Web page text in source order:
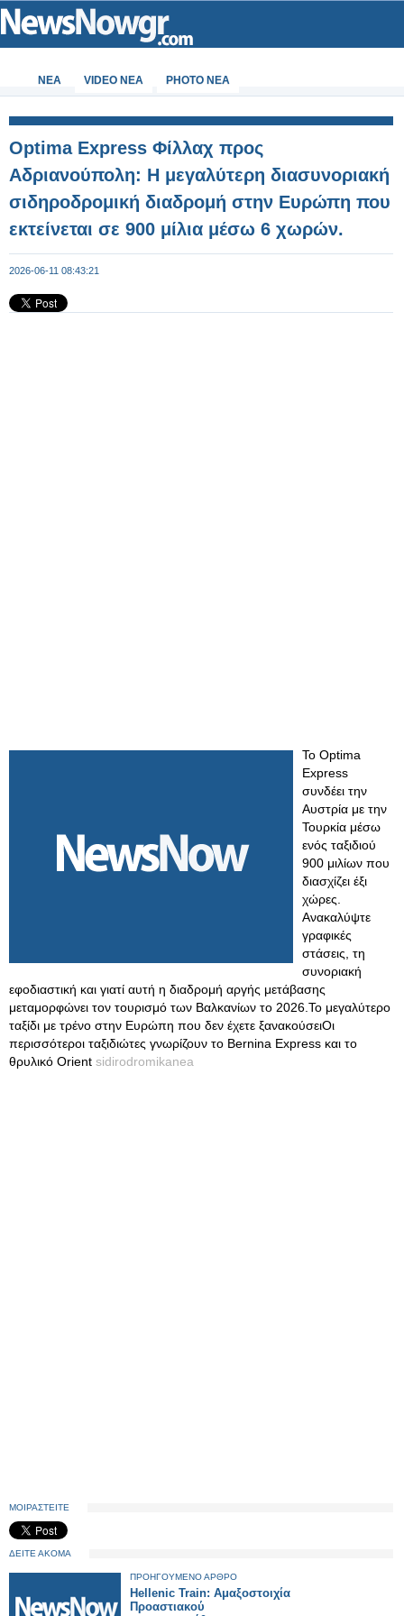
ΝΕΑ VIDEO NEA PHOTO NEA
Optima Express Φίλλαχ προς
Αδριανούπολη: Η μεγαλύτερη διασυνοριακή
σιδηροδρομική διαδρομή στην Ευρώπη που
εκτείνεται σε 900 μίλια μέσω 6 χωρών.
2026-06-11 08:43:21
Το Optima
Express
συνδέει την
Αυστρία με την
Τουρκία μέσω
ενός ταξιδιού
900 μιλίων που
διασχίζει έξι
χώρες.
Ανακαλύψτε
γραφικές
στάσεις, τη
συνοριακή
εφοδιαστική και γιατί αυτή η διαδρομή αργής μετάβασης
μεταμορφώνει τον τουρισμό των Βαλκανίων το 2026.Το μεγαλύτερο
ταξίδι με τρένο στην Ευρώπη που δεν έχετε ξανακούσειΟι
περισσότεροι ταξιδιώτες γνωρίζουν το Bernina Express και το
θρυλικό Orient sidirodromikanea
ΜΟΙΡΑΣΤΕΙΤΕ
ΔΕΙΤΕ ΑΚΟΜΑ
ΠΡΟΗΓΟΥΜΕΝΟ ΑΡΘΡΟ
Hellenic Train: Αμαξοστοιχία
Προαστιακού